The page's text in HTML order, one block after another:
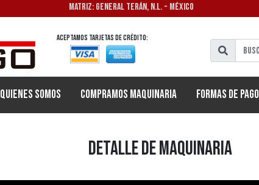
MATRIZ: GENERAL TERÁN, N.L. - MÉXICO
Aceptamos tarjetas de crédito:
Quienes Somos Compramos Maquinaria Formas de Pago
Detalle de Maquinaria